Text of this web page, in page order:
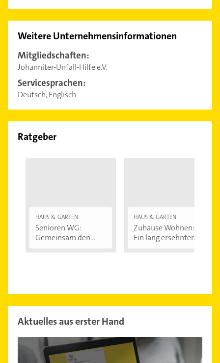
Weitere Unternehmensinformationen
Mitgliedschaften:
Johanniter-Unfall-Hilfe e.V.
Servicesprachen:
Deutsch, Englisch
Ratgeber
HAUS & GARTEN
Senioren WG:
Gemeinsam den
HAUS & GARTEN
Zuhause Wohnen:
Ein lang ersehnter...
Aktuelles aus erster Hand